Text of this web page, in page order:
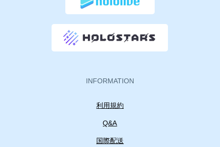
INFORMATION
利用規約
Q&A
国際配送